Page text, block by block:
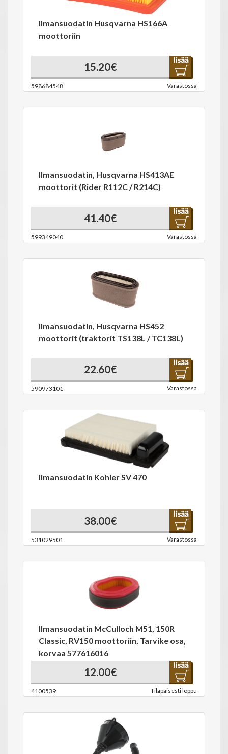
Ilmansuodatin Husqvarna HS166A
moottoriin
15.20€
598684548 Varastossa
Ilmansuodatin, Husqvarna HS413AE
moottorit (Rider R112C / R214C)
41.40€
599349040 Varastossa
Ilmansuodatin, Husqvarna HS452
moottorit (traktorit TS138L / TC138L)
22.60€
590973101 Varastossa
Ilmansuodatin Kohler SV 470
38.00€
531029501 Varastossa
Ilmansuodatin McCulloch M51, 150R
Classic, RV150 moottoriin, Tarvike osa,
korvaa 577616016
12.00€
4100539 Tilapäisesti loppu